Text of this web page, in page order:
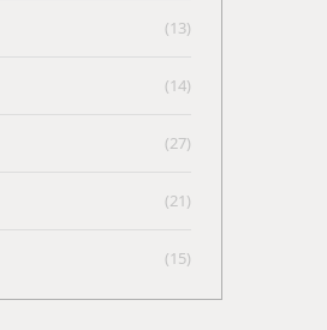
(13)
(14)
(27)
(21)
(15)